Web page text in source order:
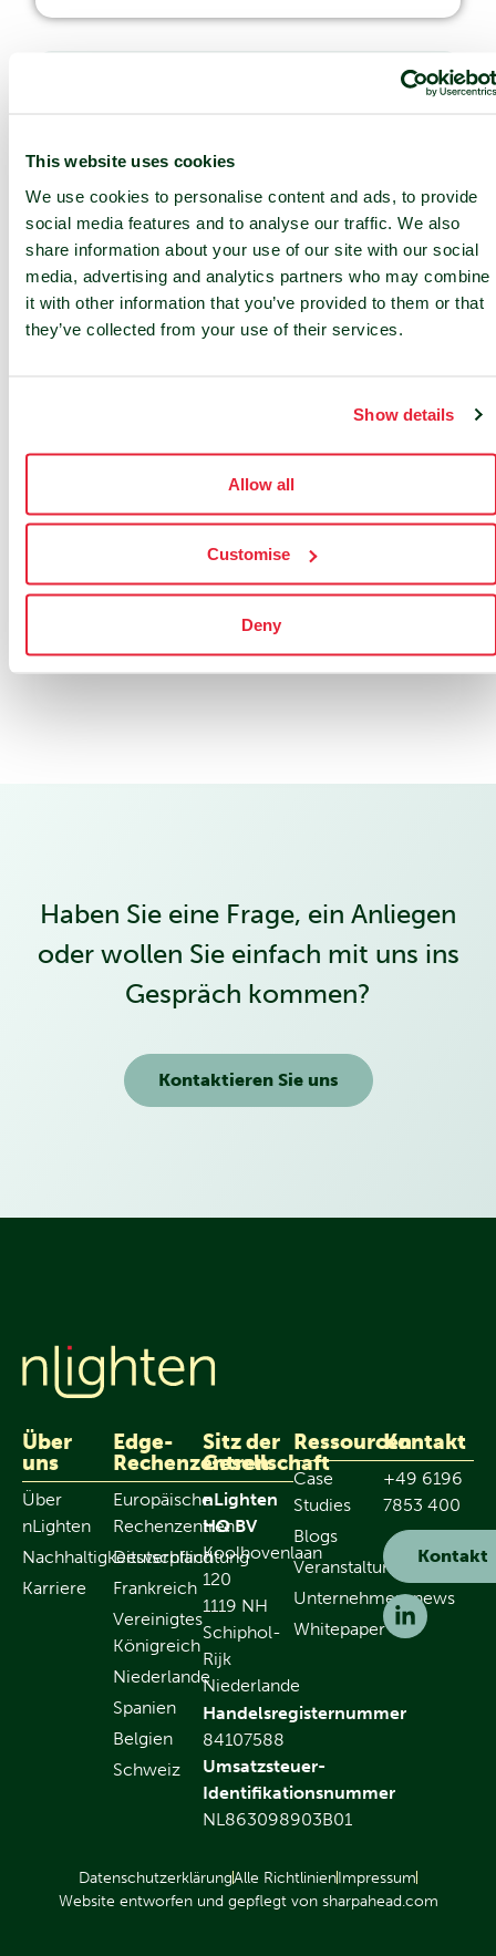
This website uses cookies
We use cookies to personalise content and ads, to provide
social media features and to analyse our traffic. We also
share information about your use of our site with our social
media, advertising and analytics partners who may combine
it with other information that you’ve provided to them or that
they’ve collected from your use of their services.
Show details
Allow all
Customise
Deny
CARRIER-NEUTRAL
REDUNDANZ UND CABINET-TO-
CABINET OPTIONEN
europäischen Präsenz von nLighten
zu erfüllen.
Haben Sie eine Frage, ein Anliegen
oder wollen Sie einfach mit uns ins
Gespräch kommen?
Kontaktieren Sie uns
Über
uns
Über
nLighten
Nachhaltigkeitsverpflichtung
Karriere
Edge-
Rechenzentren
Europäische
Rechenzentren
Deutschland
Frankreich
Vereinigtes
Königreich
Niederlande
Spanien
Belgien
Schweiz
Sitz der
Gesellschaft
nLighten
HQ BV
Koolhovenlaan
120
1119 NH
Schiphol-
Rijk
Niederlande
Handelsregisternummer
84107588
Umsatzsteuer-
Identifikationsnummer
NL863098903B01
Ressourcen
Case
Studies
Blogs
Veranstaltungen
Unternehmensnews
Whitepaper
Kontakt
+49 6196
7853 400
Kontakt
DatenschutzerklärungAlle RichtlinienImpressum
Website entworfen und gepflegt von sharpahead.com